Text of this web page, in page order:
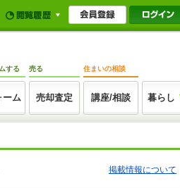
する
ーム
売る
売却査定
住まいの相談
講座/相談 暮らし
掲載情報について